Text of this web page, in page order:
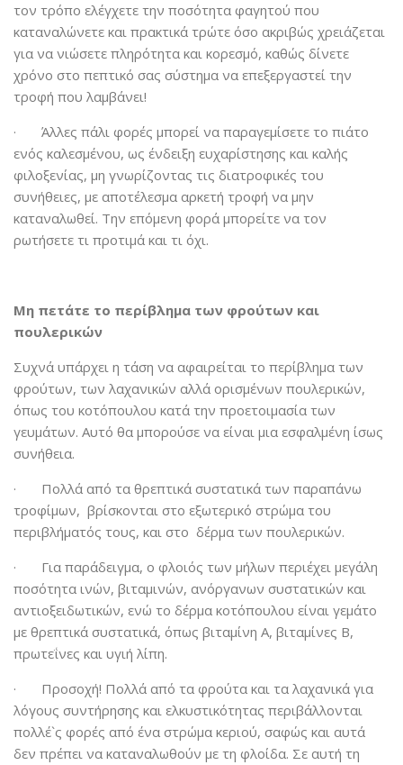
τον τρόπο ελέγχετε την ποσότητα φαγητού που
καταναλώνετε και πρακτικά τρώτε όσο ακριβώς χρειάζεται
για να νιώσετε πληρότητα και κορεσμό, καθώς δίνετε
χρόνο στο πεπτικό σας σύστημα να επεξεργαστεί την
τροφή που λαμβάνει!
· Άλλες πάλι φορές μπορεί να παραγεμίσετε το πιάτο
ενός καλεσμένου, ως ένδειξη ευχαρίστησης και καλής
φιλοξενίας, μη γνωρίζοντας τις διατροφικές του
συνήθειες, με αποτέλεσμα αρκετή τροφή να μην
καταναλωθεί. Την επόμενη φορά μπορείτε να τον
ρωτήσετε τι προτιμά και τι όχι.
Μη πετάτε το περίβλημα των φρούτων και
πουλερικών
Συχνά υπάρχει η τάση να αφαιρείται το περίβλημα των
φρούτων, των λαχανικών αλλά ορισμένων πουλερικών,
όπως του κοτόπουλου κατά την προετοιμασία των
γευμάτων. Αυτό θα μπορούσε να είναι μια εσφαλμένη ίσως
συνήθεια.
· Πολλά από τα θρεπτικά συστατικά των παραπάνω
τροφίμων, βρίσκονται στο εξωτερικό στρώμα του
περιβλήματός τους, και στο δέρμα των πουλερικών.
· Για παράδειγμα, ο φλοιός των μήλων περιέχει μεγάλη
ποσότητα ινών, βιταμινών, ανόργανων συστατικών και
αντιοξειδωτικών, ενώ το δέρμα κοτόπουλου είναι γεμάτο
με θρεπτικά συστατικά, όπως βιταμίνη Α, βιταμίνες Β,
πρωτεΐνες και υγιή λίπη.
· Προσοχή! Πολλά από τα φρούτα και τα λαχανικά για
λόγους συντήρησης και ελκυστικότητας περιβάλλονται
πολλέ`ς φορές από ένα στρώμα κεριού, σαφώς και αυτά
δεν πρέπει να καταναλωθούν με τη φλοίδα. Σε αυτή τη